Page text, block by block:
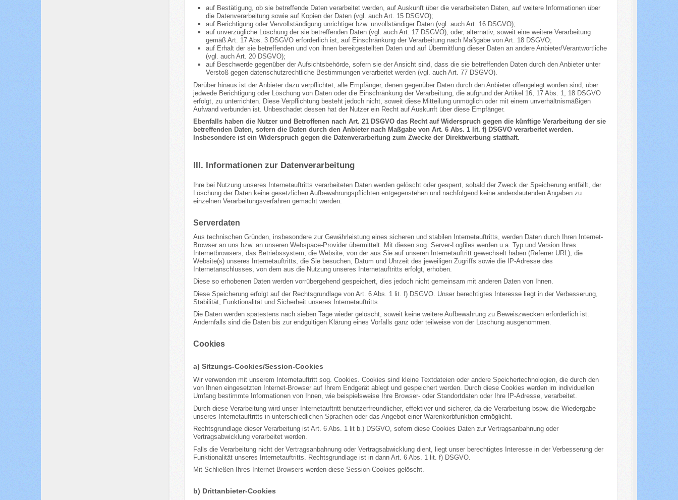
auf Bestätigung, ob sie betreffende Daten verarbeitet werden, auf Auskunft über die verarbeiteten Daten, auf weitere Informationen über
die Datenverarbeitung sowie auf Kopien der Daten (vgl. auch Art. 15 DSGVO);
auf Berichtigung oder Vervollständigung unrichtiger bzw. unvollständiger Daten (vgl. auch Art. 16 DSGVO);
auf unverzügliche Löschung der sie betreffenden Daten (vgl. auch Art. 17 DSGVO), oder, alternativ, soweit eine weitere Verarbeitung
gemäß Art. 17 Abs. 3 DSGVO erforderlich ist, auf Einschränkung der Verarbeitung nach Maßgabe von Art. 18 DSGVO;
auf Erhalt der sie betreffenden und von ihnen bereitgestellten Daten und auf Übermittlung dieser Daten an andere Anbieter/Verantwortliche
(vgl. auch Art. 20 DSGVO);
auf Beschwerde gegenüber der Aufsichtsbehörde, sofern sie der Ansicht sind, dass die sie betreffenden Daten durch den Anbieter unter
Verstoß gegen datenschutzrechtliche Bestimmungen verarbeitet werden (vgl. auch Art. 77 DSGVO).
Darüber hinaus ist der Anbieter dazu verpflichtet, alle Empfänger, denen gegenüber Daten durch den Anbieter offengelegt worden sind, über
jedwede Berichtigung oder Löschung von Daten oder die Einschränkung der Verarbeitung, die aufgrund der Artikel 16, 17 Abs. 1, 18 DSGVO
erfolgt, zu unterrichten. Diese Verpflichtung besteht jedoch nicht, soweit diese Mitteilung unmöglich oder mit einem unverhältnismäßigen
Aufwand verbunden ist. Unbeschadet dessen hat der Nutzer ein Recht auf Auskunft über diese Empfänger.
Ebenfalls haben die Nutzer und Betroffenen nach Art. 21 DSGVO das Recht auf Widerspruch gegen die künftige Verarbeitung der sie
betreffenden Daten, sofern die Daten durch den Anbieter nach Maßgabe von Art. 6 Abs. 1 lit. f) DSGVO verarbeitet werden.
Insbesondere ist ein Widerspruch gegen die Datenverarbeitung zum Zwecke der Direktwerbung statthaft.
III. Informationen zur Datenverarbeitung
Ihre bei Nutzung unseres Internetauftritts verarbeiteten Daten werden gelöscht oder gesperrt, sobald der Zweck der Speicherung entfällt, der
Löschung der Daten keine gesetzlichen Aufbewahrungspflichten entgegenstehen und nachfolgend keine anderslautenden Angaben zu
einzelnen Verarbeitungsverfahren gemacht werden.
Serverdaten
Aus technischen Gründen, insbesondere zur Gewährleistung eines sicheren und stabilen Internetauftritts, werden Daten durch Ihren Internet-
Browser an uns bzw. an unseren Webspace-Provider übermittelt. Mit diesen sog. Server-Logfiles werden u.a. Typ und Version Ihres
Internetbrowsers, das Betriebssystem, die Website, von der aus Sie auf unseren Internetauftritt gewechselt haben (Referrer URL), die
Website(s) unseres Internetauftritts, die Sie besuchen, Datum und Uhrzeit des jeweiligen Zugriffs sowie die IP-Adresse des
Internetanschlusses, von dem aus die Nutzung unseres Internetauftritts erfolgt, erhoben.
Diese so erhobenen Daten werden vorrübergehend gespeichert, dies jedoch nicht gemeinsam mit anderen Daten von Ihnen.
Diese Speicherung erfolgt auf der Rechtsgrundlage von Art. 6 Abs. 1 lit. f) DSGVO. Unser berechtigtes Interesse liegt in der Verbesserung,
Stabilität, Funktionalität und Sicherheit unseres Internetauftritts.
Die Daten werden spätestens nach sieben Tage wieder gelöscht, soweit keine weitere Aufbewahrung zu Beweiszwecken erforderlich ist.
Andernfalls sind die Daten bis zur endgültigen Klärung eines Vorfalls ganz oder teilweise von der Löschung ausgenommen.
Cookies
a) Sitzungs-Cookies/Session-Cookies
Wir verwenden mit unserem Internetauftritt sog. Cookies. Cookies sind kleine Textdateien oder andere Speichertechnologien, die durch den
von Ihnen eingesetzten Internet-Browser auf Ihrem Endgerät ablegt und gespeichert werden. Durch diese Cookies werden im individuellen
Umfang bestimmte Informationen von Ihnen, wie beispielsweise Ihre Browser- oder Standortdaten oder Ihre IP-Adresse, verarbeitet.
Durch diese Verarbeitung wird unser Internetauftritt benutzerfreundlicher, effektiver und sicherer, da die Verarbeitung bspw. die Wiedergabe
unseres Internetauftritts in unterschiedlichen Sprachen oder das Angebot einer Warenkorbfunktion ermöglicht.
Rechtsgrundlage dieser Verarbeitung ist Art. 6 Abs. 1 lit b.) DSGVO, sofern diese Cookies Daten zur Vertragsanbahnung oder
Vertragsabwicklung verarbeitet werden.
Falls die Verarbeitung nicht der Vertragsanbahnung oder Vertragsabwicklung dient, liegt unser berechtigtes Interesse in der Verbesserung der
Funktionalität unseres Internetauftritts. Rechtsgrundlage ist in dann Art. 6 Abs. 1 lit. f) DSGVO.
Mit Schließen Ihres Internet-Browsers werden diese Session-Cookies gelöscht.
b) Drittanbieter-Cookies